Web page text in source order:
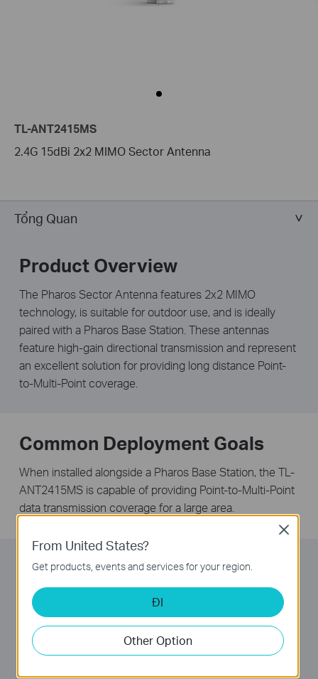
TL-ANT2415MS
2.4G 15dBi 2x2 MIMO Sector Antenna
Tổng Quan
Product Overview
The Pharos Sector Antenna features 2x2 MIMO
technology, is suitable for outdoor use, and is ideally
paired with a Pharos Base Station. These antennas
feature high-gain directional transmission and represent
an excellent solution for providing long distance Point-
to-Multi-Point coverage.
Common Deployment Goals
When installed alongside a Pharos Base Station, the TL-
ANT2415MS is capable of providing Point-to-Multi-Point
data transmission coverage for a large area.
Easy Installation
TP-LINK sector antennas (TL-ANT5819MS/TL-
ANT2415MS) feature a built in mounting apparatus and
work seamlessly with Pharos Base Stations, meaning
that no tools are required for installation.
From United States?
Get products, events and services for your region.
ĐI
Other Option
Close